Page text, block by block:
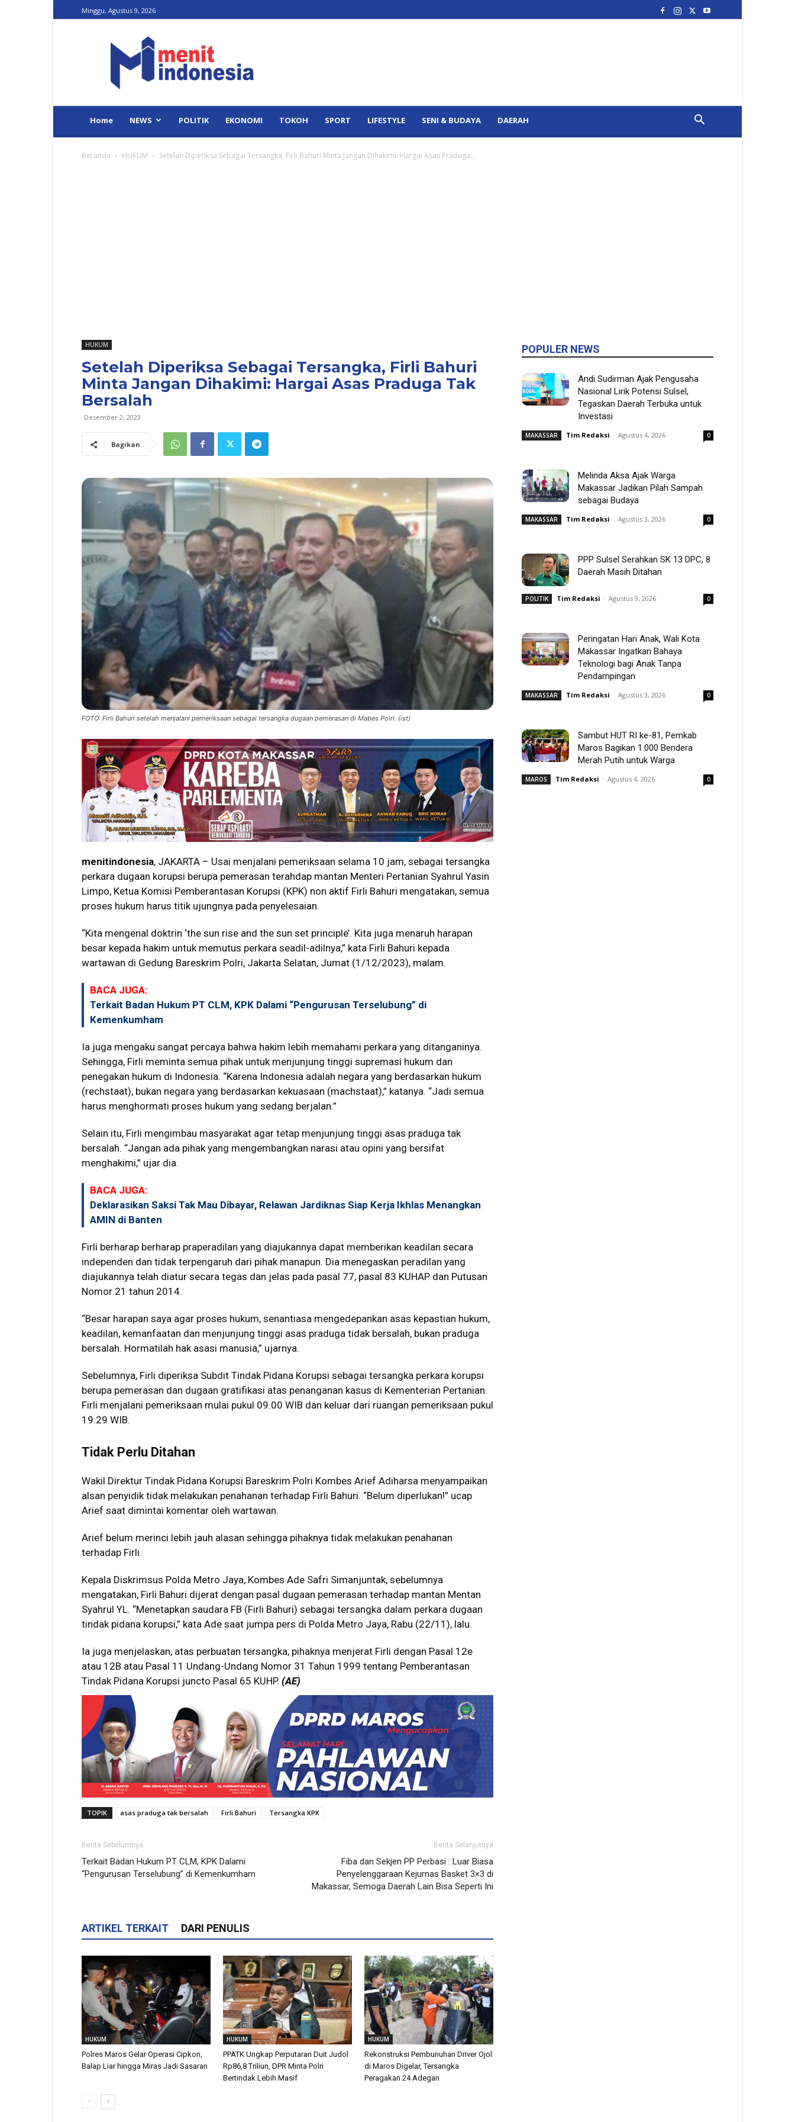
Minggu, Agustus 9, 2026
Indonesia
Home NEWS POLITIK EKONOMI TOKOH SPORT LIFESTYLE SENI & BUDAYA DAERAH
Beranda HUKUM Setelah Diperiksa Sebagai Tersangka, Firli Bahuri Minta Jangan Dihakimi: Hargai Asas Praduga...
HUKUM
Setelah Diperiksa Sebagai Tersangka, Firli Bahuri
Minta Jangan Dihakimi: Hargai Asas Praduga Tak
Bersalah
Desember 2, 2023
Bagikan
FOTO: Firli Bahuri setelah menjalani pemeriksaan sebagai tersangka dugaan pemerasan di Mabes Polri. (ist)
menitindonesia, JAKARTA – Usai menjalani pemeriksaan selama 10 jam, sebagai tersangka
perkara dugaan korupsi berupa pemerasan terahdap mantan Menteri Pertanian Syahrul Yasin
Limpo, Ketua Komisi Pemberantasan Korupsi (KPK) non aktif Firli Bahuri mengatakan, semua
proses hukum harus titik ujungnya pada penyelesaian.
“Kita mengenal doktrin ‘the sun rise and the sun set principle’. Kita juga menaruh harapan
besar kepada hakim untuk memutus perkara seadil-adilnya,” kata Firli Bahuri kepada
wartawan di Gedung Bareskrim Polri, Jakarta Selatan, Jumat (1/12/2023), malam.
BACA JUGA:
Terkait Badan Hukum PT CLM, KPK Dalami “Pengurusan Terselubung” di
Kemenkumham
Ia juga mengaku sangat percaya bahwa hakim lebih memahami perkara yang ditanganinya.
Sehingga, Firli meminta semua pihak untuk menjunjung tinggi supremasi hukum dan
penegakan hukum di Indonesia. “Karena Indonesia adalah negara yang berdasarkan hukum
(rechstaat), bukan negara yang berdasarkan kekuasaan (machstaat),” katanya. “Jadi semua
harus menghormati proses hukum yang sedang berjalan.”
Selain itu, Firli mengimbau masyarakat agar tetap menjunjung tinggi asas praduga tak
bersalah. “Jangan ada pihak yang mengembangkan narasi atau opini yang bersifat
menghakimi,” ujar dia.
BACA JUGA:
Deklarasikan Saksi Tak Mau Dibayar, Relawan Jardiknas Siap Kerja Ikhlas Menangkan
AMIN di Banten
Firli berharap berharap praperadilan yang diajukannya dapat memberikan keadilan secara
independen dan tidak terpengaruh dari pihak manapun. Dia menegaskan peradilan yang
diajukannya telah diatur secara tegas dan jelas pada pasal 77, pasal 83 KUHAP dan Putusan
Nomor 21 tahun 2014.
“Besar harapan saya agar proses hukum, senantiasa mengedepankan asas kepastian hukum,
keadilan, kemanfaatan dan menjunjung tinggi asas praduga tidak bersalah, bukan praduga
bersalah. Hormatilah hak asasi manusia,” ujarnya.
Sebelumnya, Firli diperiksa Subdit Tindak Pidana Korupsi sebagai tersangka perkara korupsi
berupa pemerasan dan dugaan gratifikasi atas penanganan kasus di Kementerian Pertanian.
Firli menjalani pemeriksaan mulai pukul 09.00 WIB dan keluar dari ruangan pemeriksaan pukul
19.29 WIB.
Tidak Perlu Ditahan
Wakil Direktur Tindak Pidana Korupsi Bareskrim Polri Kombes Arief Adiharsa menyampaikan
alsan penyidik tidak melakukan penahanan terhadap Firli Bahuri. “Belum diperlukan!” ucap
Arief saat dimintai komentar oleh wartawan.
Arief belum merinci lebih jauh alasan sehingga pihaknya tidak melakukan penahanan
terhadap Firli.
Kepala Diskrimsus Polda Metro Jaya, Kombes Ade Safri Simanjuntak, sebelumnya
mengatakan, Firli Bahuri dijerat dengan pasal dugaan pemerasan terhadap mantan Mentan
Syahrul YL. “Menetapkan saudara FB (Firli Bahuri) sebagai tersangka dalam perkara dugaan
tindak pidana korupsi,” kata Ade saat jumpa pers di Polda Metro Jaya, Rabu (22/11), lalu.
Ia juga menjelaskan, atas perbuatan tersangka, pihaknya menjerat Firli dengan Pasal 12e
atau 12B atau Pasal 11 Undang-Undang Nomor 31 Tahun 1999 tentang Pemberantasan
Tindak Pidana Korupsi juncto Pasal 65 KUHP. (AE)
TOPIK asas praduga tak bersalah Firli Bahuri Tersangka KPK
Berita Sebelumnya
Terkait Badan Hukum PT CLM, KPK Dalami
“Pengurusan Terselubung” di Kemenkumham
Berita Selanjutnya
Fiba dan Sekjen PP Perbasi : Luar Biasa
Penyelenggaraan Kejurnas Basket 3×3 di
Makassar, Semoga Daerah Lain Bisa Seperti Ini
ARTIKEL TERKAIT DARI PENULIS
HUKUM
Polres Maros Gelar Operasi Cipkon,
Balap Liar hingga Miras Jadi Sasaran
HUKUM
PPATK Ungkap Perputaran Duit Judol
Rp86,8 Triliun, DPR Minta Polri
Bertindak Lebih Masif
HUKUM
Rekonstruksi Pembunuhan Driver Ojol
di Maros Digelar, Tersangka
Peragakan 24 Adegan
POPULER NEWS
Andi Sudirman Ajak Pengusaha
Nasional Lirik Potensi Sulsel,
Tegaskan Daerah Terbuka untuk
Investasi
MAKASSAR Tim Redaksi - Agustus 4, 2026 0
Melinda Aksa Ajak Warga
Makassar Jadikan Pilah Sampah
sebagai Budaya
MAKASSAR Tim Redaksi - Agustus 3, 2026 0
PPP Sulsel Serahkan SK 13 DPC, 8
Daerah Masih Ditahan
POLITIK Tim Redaksi - Agustus 9, 2026 0
Peringatan Hari Anak, Wali Kota
Makassar Ingatkan Bahaya
Teknologi bagi Anak Tanpa
Pendampingan
MAKASSAR Tim Redaksi - Agustus 3, 2026 0
Sambut HUT RI ke-81, Pemkab
Maros Bagikan 1.000 Bendera
Merah Putih untuk Warga
MAROS Tim Redaksi - Agustus 4, 2026 0